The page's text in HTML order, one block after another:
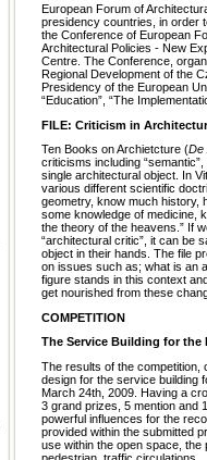
European Forum of
presidency countries, in order
the Conference of European
Architectural Policies - New
Centre. The Conference,
Regional Development of the
Presidency of the European
“Education”, “The
FILE: Criticism in
Ten Books on Archietcture (De
criticisms including “semantic”,
single architectural object. In
various different scientific
geometry, know much history,
some knowledge of medicine,
the theory of the heavens.” If
“architectural critic”, it can be
object in their hands. The file
on issues such as; what is an
figure stands in this context
get nourished from these
COMPETITION
The Service Building for
The results of the competition,
design for the service building
March 24th, 2009. Having a
3 grand prizes, 5 mention and
powerful influences for the
provided within the submitted
use within the open space,